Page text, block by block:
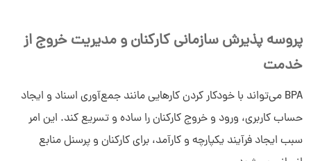
پروسه پذیرش سازمانی کارکنان و مدیریت خروج از
خدمت
BPA می‌تواند با خودکار کردن کارهایی مانند جمع‌آوری اسناد و ایجاد
حساب کاربری، ورود و خروج کارکنان را ساده و تسریع کند. این امر
سبب ایجاد فرآیند یکپارچه و کارآمد، برای کارکنان و پرسنل منابع